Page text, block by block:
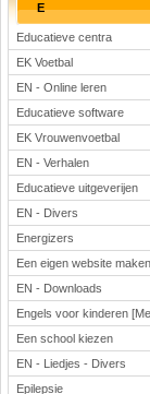
E
Educatieve centra
EK Voetbal
EN - Online leren
Educatieve software
EK Vrouwenvoetbal
EN - Verhalen
Educatieve uitgeverijen
EN - Divers
Energizers
Een eigen website maken
EN - Downloads
Engels voor kinderen
Een school kiezen
EN - Liedjes - Divers
Epilepsie